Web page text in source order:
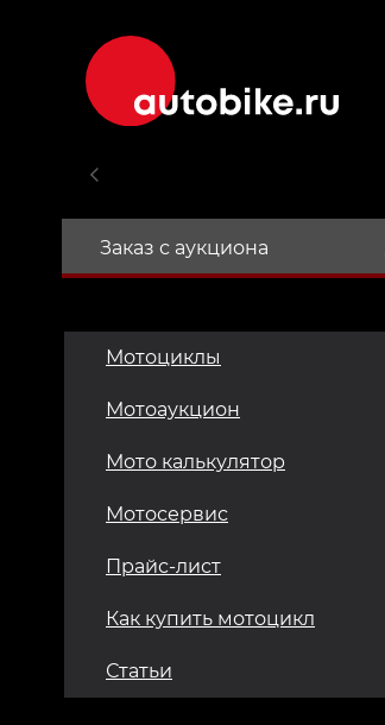
Заказ с аукциона
Мотоциклы
Мотоаукцион
Мото калькулятор
Мотосервис
Прайс-лист
Как купить мотоцикл
Статьи